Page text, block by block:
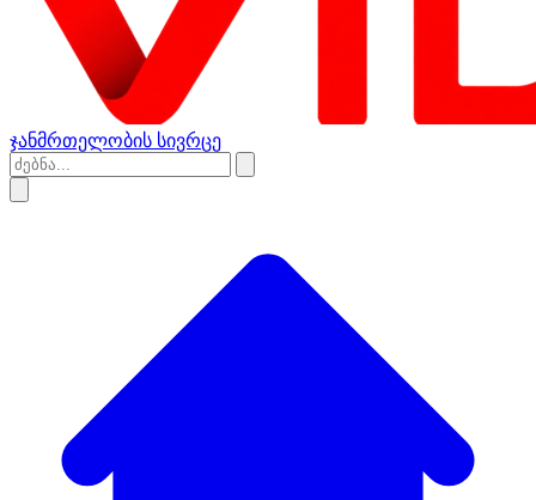
ჯანმრთელობის სივრცე